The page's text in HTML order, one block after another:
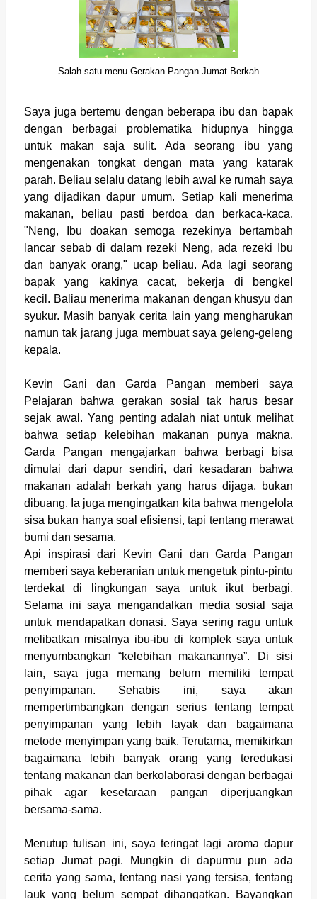
Salah satu menu Gerakan Pangan Jumat Berkah
Saya juga bertemu dengan beberapa ibu dan bapak
dengan berbagai problematika hidupnya hingga
untuk makan saja sulit. Ada seorang ibu yang
mengenakan tongkat dengan mata yang katarak
parah. Beliau selalu datang lebih awal ke rumah saya
yang dijadikan dapur umum. Setiap kali menerima
makanan, beliau pasti berdoa dan berkaca-kaca.
"Neng, Ibu doakan semoga rezekinya bertambah
lancar sebab di dalam rezeki Neng, ada rezeki Ibu
dan banyak orang," ucap beliau. Ada lagi seorang
bapak yang kakinya cacat, bekerja di bengkel
kecil. Baliau menerima makanan dengan khusyu dan
syukur. Masih banyak cerita lain yang mengharukan
namun tak jarang juga membuat saya geleng-geleng
kepala.
Kevin Gani dan Garda Pangan memberi saya
Pelajaran bahwa gerakan sosial tak harus besar
sejak awal. Yang penting adalah niat untuk melihat
bahwa setiap kelebihan makanan punya makna.
Garda Pangan mengajarkan bahwa berbagi bisa
dimulai dari dapur sendiri, dari kesadaran bahwa
makanan adalah berkah yang harus dijaga, bukan
dibuang. Ia juga mengingatkan kita bahwa mengelola
sisa bukan hanya soal efisiensi, tapi tentang merawat
bumi dan sesama.
Api inspirasi dari Kevin Gani dan Garda Pangan
memberi saya keberanian untuk mengetuk pintu-pintu
terdekat di lingkungan saya untuk ikut berbagi.
Selama ini saya mengandalkan media sosial saja
untuk mendapatkan donasi. Saya sering ragu untuk
melibatkan misalnya ibu-ibu di komplek saya untuk
menyumbangkan “kelebihan makanannya”. Di sisi
lain, saya juga memang belum memiliki tempat
penyimpanan. Sehabis ini, saya akan
mempertimbangkan dengan serius tentang tempat
penyimpanan yang lebih layak dan bagaimana
metode menyimpan yang baik. Terutama, memikirkan
bagaimana lebih banyak orang yang teredukasi
tentang makanan dan berkolaborasi dengan berbagai
pihak agar kesetaraan pangan diperjuangkan
bersama-sama.
Menutup tulisan ini, saya teringat lagi aroma dapur
setiap Jumat pagi. Mungkin di dapurmu pun ada
cerita yang sama, tentang nasi yang tersisa, tentang
lauk yang belum sempat dihangatkan. Bayangkan